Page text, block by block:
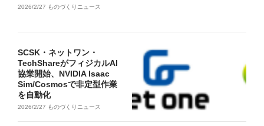
2026/2/27 ものづくりニュース
SCSK・ネットワン・
TechShareがフィジカルAI
協業開始、NVIDIA Isaac
Sim/Cosmosで非定型作業
を自動化
2026/2/27 ものづくりニュース